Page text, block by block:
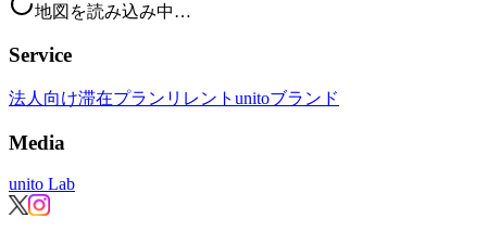
地図を読み込み中…
Service
法人向け滞在プラン リレント unitoブランド
Media
unito Lab